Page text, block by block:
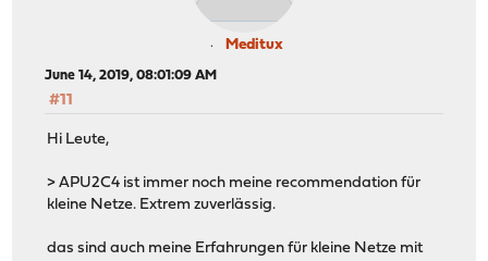
Meditux
June 14, 2019, 08:01:09 AM
#11
Hi Leute,
> APU2C4 ist immer noch meine recommendation für
kleine Netze. Extrem zuverlässig.
das sind auch meine Erfahrungen für kleine Netze mit